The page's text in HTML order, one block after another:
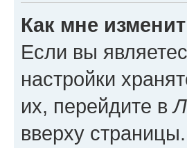
Как мне
Если вы
настройки
их, перейдите в
вверху